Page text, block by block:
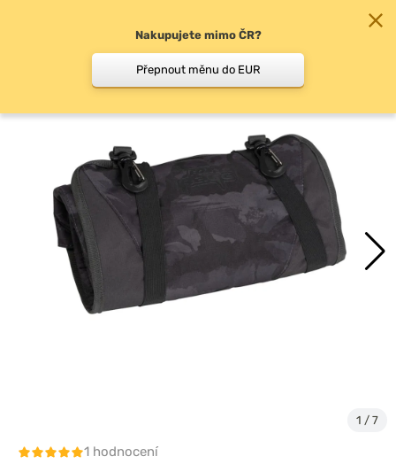
Měřící podložky
1 / 7
1 hodnocení
Nakupujete mimo ČR?
Přepnout měnu do EUR